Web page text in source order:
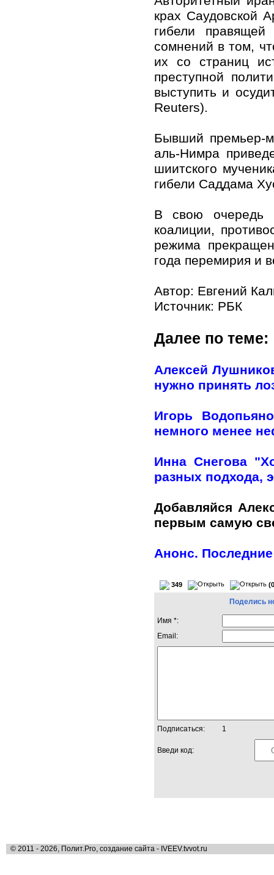
крах Саудовской
гибели
сомнений в том,
их со страниц
преступной
выступить и
Reuters).
Бывший премьер-
аль-Нимра
шиитского
гибели Саддама
В свою очередь
коалиции,
режима
года перемирия и
Автор: Евгений
Источник: РБК
Далее по теме:
Алексей
нужно принять
Игорь
немного менее
Инна Снегова
разных подхода,
Добавляйся
первым самую
Анонс.
349
Поделись
Имя *:
Email:
Подписаться: 1
Введи код:
© 2011 - 2026, Полит.Pro, создание сайта - IVEEV.tvvot.ru